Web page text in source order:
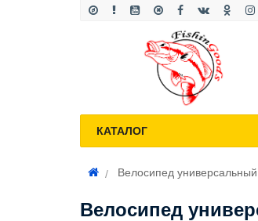
КАТАЛОГ
Велосипед
Велосипед